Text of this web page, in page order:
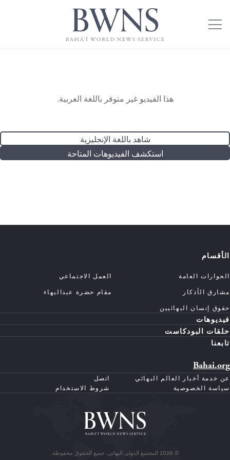
هذا الفيديو غير متوفر باللغة العربية.
شاهد باللغة الإنجليزية
استكشف الفيديوهات المتاحة
الأقسام
الحوارات العامة
العمل الاجتماعي
مشارق الأذكار
مقام حضرة عبدالبهاء
حقوق إنسان البهائيين
فيديوهات
حلقات البودكاست
تابعنا
Bahai.org
عن خدمة أخبار العالم البهائي
اتصل
سياسة الخصوصية
شروط الاستخدام
© 2026 المجتمع الدولي البهائي. جميع الحقوق محفوظة.